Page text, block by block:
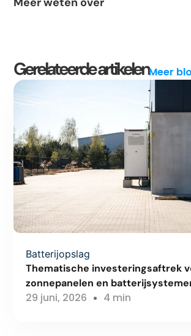
Gerelateerde artikelenMeer
Batterijopslag
Thematische investeringsaftrek
zonnepanelen en
29 juni, 2026 4 min